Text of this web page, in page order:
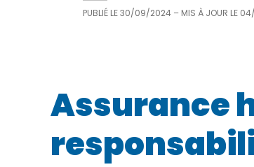
PUBLIÉ LE30/09/2024 – MIS À JOUR LE
Assurance